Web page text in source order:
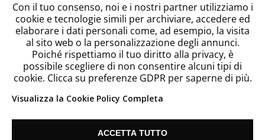
Con il tuo consenso, noi e i nostri partner utilizziamo i
cookie e tecnologie simili per archiviare, accedere ed
elaborare i dati personali come, ad esempio, la visita
al sito web o la personalizzazione degli annunci.
Poiché rispettiamo il tuo diritto alla privacy, è
possibile scegliere di non consentire alcuni tipi di
cookie. Clicca su preferenze GDPR per saperne di più.
Visualizza la Cookie Policy Completa
ACCETTA TUTTO